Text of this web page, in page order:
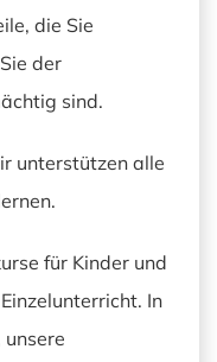
die Sie
der
sind.
unterstützen alle
für Kinder und
In
unsere